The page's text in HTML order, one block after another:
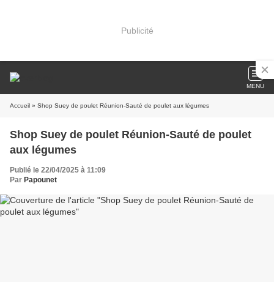
Publicité
MENU
Accueil » Shop Suey de poulet Réunion-Sauté de poulet aux légumes
Shop Suey de poulet Réunion-Sauté de poulet
aux légumes
Publié le 22/04/2025 à 11:09
Par Papounet